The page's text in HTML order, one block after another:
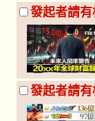
發起者請有
發起者請有